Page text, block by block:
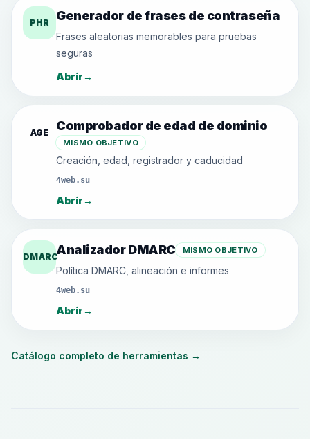
PHR Generador de frases de contraseña
Frases aleatorias memorables para pruebas
seguras
Abrir→
AGE Comprobador de edad de dominio
MISMO OBJETIVO
Creación, edad, registrador y caducidad
4web.su
Abrir→
DMARCAnalizador DMARC MISMO OBJETIVO
Política DMARC, alineación e informes
4web.su
Abrir→
Catálogo completo de herramientas →